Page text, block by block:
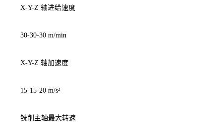
X-Y-Z 轴进给速度
30-30-30 m/min
X-Y-Z 轴加速度
15-15-20 m/s²
铣削主轴最大转速